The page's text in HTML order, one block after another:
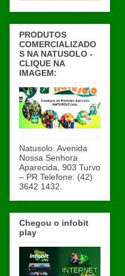
PRODUTOS
COMERCIALIZADO
S NA NATUSOLO -
CLIQUE NA
IMAGEM:
Natusolo: Avenida
Nossa Senhora
Aparecida, 903 Turvo
– PR Telefone: (42)
3642 1432.
Chegou o infobit
play